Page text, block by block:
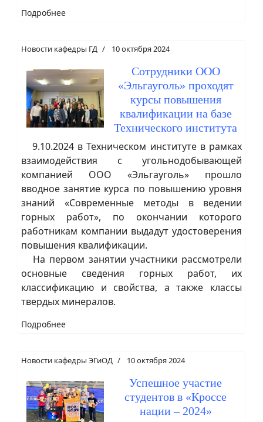
Подробнее
Новости кафедры ГД 10 октября 2024
Сотрудники ООО
«Эльгауголь» проходят
курсы повышения
квалификации на базе
Технического института
9.10.2024 в Техническом институте в рамках
взаимодействия с угольнодобывающей
компанией ООО «Эльгауголь» прошло
вводное занятие курса по повышению уровня
знаний «Современные методы в ведении
горных работ», по окончании которого
работникам компании выдадут удостоверения
повышения квалификации.
На первом занятии участники рассмотрели
основные сведения горных работ, их
классификацию и свойства, а также классы
твердых минералов.
Подробнее
Новости кафедры ЭГиОД 10 октября 2024
Успешное участие
студентов в «Кроссе
нации – 2024»